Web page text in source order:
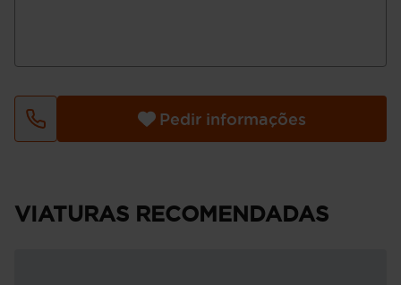
Pedir informações
VIATURAS RECOMENDADAS